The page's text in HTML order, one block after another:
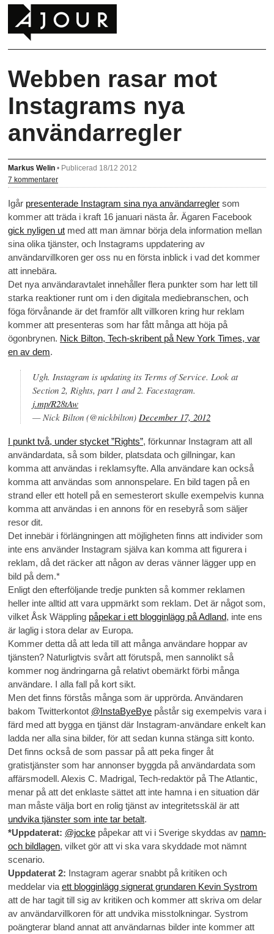
Webben rasar mot
Instagrams nya
användarregler
Markus Welin • Publicerad 18/12 2012
7 kommentarer
Igår presenterade Instagram sina nya användarregler som
kommer att träda i kraft 16 januari nästa år. Ägaren Facebook
gick nyligen ut med att man ämnar börja dela information mellan
sina olika tjänster, och Instagrams uppdatering av
användarvillkoren ger oss nu en första inblick i vad det kommer
att innebära.
Det nya användaravtalet innehåller flera punkter som har lett till
starka reaktioner runt om i den digitala mediebranschen, och
föga förvånande är det framför allt villkoren kring hur reklam
kommer att presenteras som har fått många att höja på
ögonbrynen. Nick Bilton, Tech-skribent på New York Times, var
en av dem.
Ugh. Instagram is updating its Terms of Service. Look at
Section 2, Rights, part 1 and 2. Facestagram.
j.mp/R28tAw
— Nick Bilton (@nickbilton) December 17, 2012
I punkt två, under stycket ”Rights”, förkunnar Instagram att all
användardata, så som bilder, platsdata och gillningar, kan
komma att användas i reklamsyfte. Alla användare kan också
komma att användas som annonspelare. En bild tagen på en
strand eller ett hotell på en semesterort skulle exempelvis kunna
komma att användas i en annons för en resebyrå som säljer
resor dit.
Det innebär i förlängningen att möjligheten finns att individer som
inte ens använder Instagram själva kan komma att figurera i
reklam, då det räcker att någon av deras vänner lägger upp en
bild på dem.*
Enligt den efterföljande tredje punkten så kommer reklamen
heller inte alltid att vara uppmärkt som reklam. Det är något som,
vilket Åsk Wäppling påpekar i ett blogginlägg på Adland, inte ens
är laglig i stora delar av Europa.
Kommer detta då att leda till att många användare hoppar av
tjänsten? Naturligtvis svårt att förutspå, men sannolikt så
kommer nog ändringarna gå relativt obemärkt förbi många
användare. I alla fall på kort sikt.
Men det finns förstås många som är upprörda. Användaren
bakom Twitterkontot @InstaByeBye påstår sig exempelvis vara i
färd med att bygga en tjänst där Instagram-användare enkelt kan
ladda ner alla sina bilder, för att sedan kunna stänga sitt konto.
Det finns också de som passar på att peka finger åt
gratistjänster som har annonser byggda på användardata som
affärsmodell. Alexis C. Madrigal, Tech-redaktör på The Atlantic,
menar på att det enklaste sättet att inte hamna i en situation där
man måste välja bort en rolig tjänst av integritetsskäl är att
undvika tjänster som inte tar betalt.
*Uppdaterat: @jocke påpekar att vi i Sverige skyddas av namn-
och bildlagen, vilket gör att vi ska vara skyddade mot nämnt
scenario.
Uppdaterat 2: Instagram agerar snabbt på kritiken och
meddelar via ett blogginlägg signerat grundaren Kevin Systrom
att de har tagit till sig av kritiken och kommer att skriva om delar
av användarvillkoren för att undvika misstolkningar. Systrom
poängterar bland annat att användarnas bilder inte kommer att